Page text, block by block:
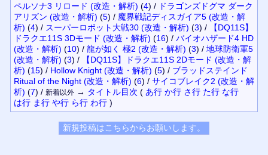
ペルソナ3 リロード (改造・解析) (4) / ドラゴンズドグマ ダーク
アリズン (改造・解析) (5) / 魔界戦記ディスガイア5 (改造・解
析) (4) / スーパーロボット大戦30 (改造・解析) (3) /
【DQ11S】
ドラクエ11S 3Dモード (改造・解析) (16) / バイオハザード4 HD
(改造・解析) (10) / 龍が如く 極2 (改造・解析) (3) / 地球防衛軍5
(改造・解析) (3) /
【DQ11S】ドラクエ11S 2Dモード (改造・解
析) (15) / Hollow Knight (改造・解析) (5) / ブラッドステインド
Ritual of the Night (改造・解析) (6) / サイコブレイク2 (改造・解
析) (7) / 新着以外 → タイトル目次 ( あ行 か行 さ行 た行 な行
は行 ま行 や行 ら行 わ行 )